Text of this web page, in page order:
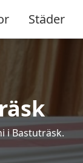
Städer
i Bastuträsk.